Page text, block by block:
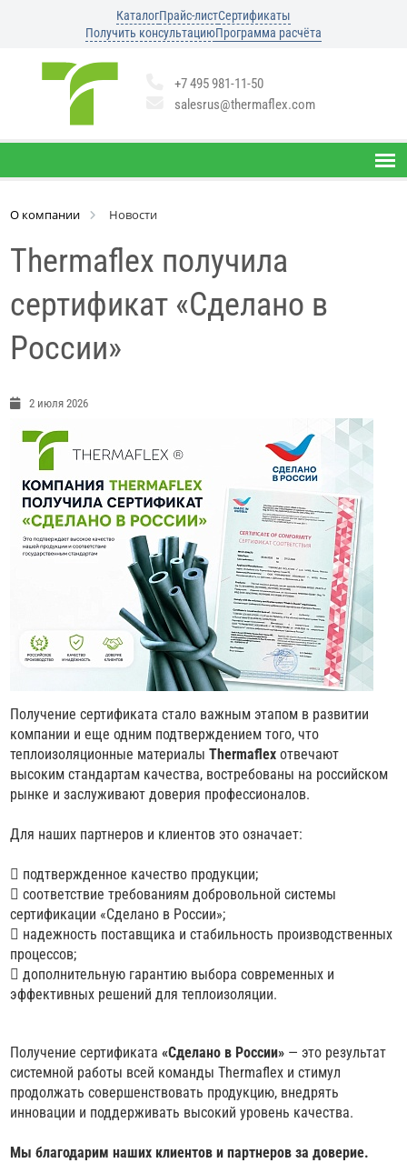
КаталогПрайс-листСертификаты
Получить консультациюПрограмма расчёта
+7 495 981-11-50
salesrus@thermaflex.com
О компании Новости
Thermaflex получила
сертификат «Сделано в
России»
2 июля 2026
Получение сертификата стало важным этапом в развитии
компании и еще одним подтверждением того, что
теплоизоляционные материалыThermaflex отвечают
высоким стандартам качества, востребованы на российском
рынке и заслуживают доверия профессионалов.
Для наших партнеров и клиентов это означает:
 подтвержденное качество продукции;
 соответствие требованиям добровольной системы
сертификации «Сделано в России»;
 надежность поставщика и стабильность производственных
процессов;
 дополнительную гарантию выбора современных и
эффективных решений для теплоизоляции.
Получение сертификата «Сделано в России» — это результат
системной работы всей команды Thermaflex и стимул
продолжать совершенствовать продукцию, внедрять
инновации и поддерживать высокий уровень качества.
Мы благодарим наших клиентов и партнеров за доверие.